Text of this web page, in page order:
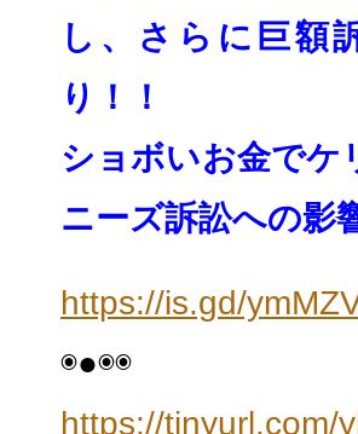
し、 さらに巨額
り！！
ショボいお金でケ
ニーズ訴訟への影
https://is.gd/
◉●◉◉
https://tinyurl.com/